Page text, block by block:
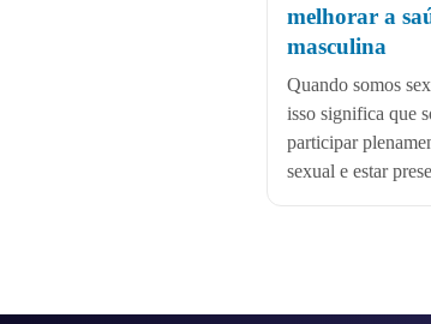
melhorar a
masculina
Quando somos
isso significa que
participar
sexual e estar